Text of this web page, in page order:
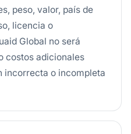
peso, valor, país de
licencia o
Global no será
costos adicionales
incorrecta o incompleta